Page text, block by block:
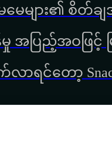
များ၏ စိတ်ချ
ကန်မှု အပြည့်အဝဖ
ာရင်တော့